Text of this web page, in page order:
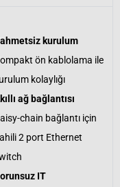
kurulum
ön kablolama ile
kolaylığı
ağ bağlantısı
chain bağlantı için
2 port Ethernet
IT